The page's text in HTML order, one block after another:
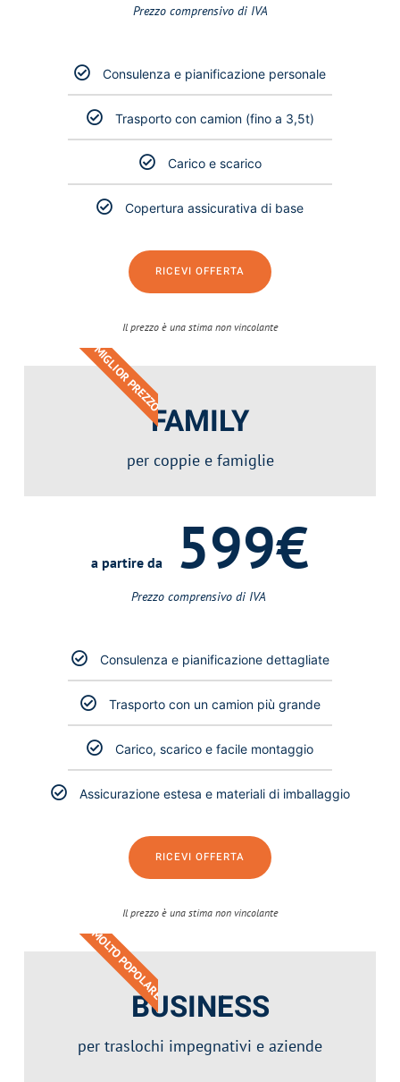
Prezzo comprensivo di IVA
Consulenza e pianificazione personale
Trasporto con camion (fino a 3,5t)
Carico e scarico
Copertura assicurativa di base
RICEVI OFFERTA
Il prezzo è una stima non vincolante
MIGLIOR PREZZO
FAMILY
per coppie e famiglie
a partire da 599€
Prezzo comprensivo di IVA ​
Consulenza e pianificazione dettagliate
Trasporto con un camion più grande
Carico, scarico e facile montaggio
Assicurazione estesa e materiali di imballaggio
RICEVI OFFERTA
Il prezzo è una stima non vincolante​
MOLTO POPOLARE
BUSINESS
per traslochi impegnativi e aziende